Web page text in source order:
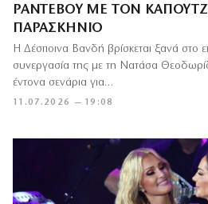
ΡΑΝΤΕΒΟΎ ΜΕ ΤΟΝ
ΠΑΡΑΣΚΉΝΙΟ
11.07.2026 — 19:08
Η Δέσποινα Βανδή βρίσκεται ξανά στο
συνεργασία της με τη Νατάσα
έντονα σενάρια για…